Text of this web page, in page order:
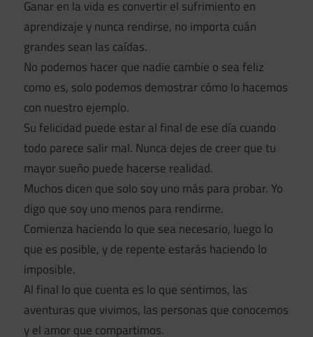
Ganar en la vida es convertir el sufrimiento en
aprendizaje y nunca rendirse, no importa cuán
grandes sean las caídas.
No podemos hacer que nadie cambie o sea feliz
como es, solo podemos demostrar cómo lo hacemos
con nuestro ejemplo.
Su felicidad puede estar al final de ese día cuando
todo parece salir mal. Nunca dejes de creer que tu
mayor sueño puede hacerse realidad.
Muchos dicen que solo soy uno más para probar. Yo
digo que soy uno menos para rendirme.
Comienza haciendo lo que sea necesario, luego lo
que es posible, y de repente estarás haciendo lo
imposible.
Al final lo que cuenta es lo que sentimos, las
aventuras que vivimos, las personas que conocemos
y el amor que compartimos.